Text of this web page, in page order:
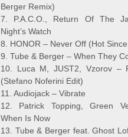
Berger Remix)
7. P.A.C.O., Return Of The
Night’s Watch
8. HONOR – Never Off (Hot
9. Tube & Berger – When They
10. Luca M, JUST2, Vzorov –
(Stefano Noferini Edit)
11. Audiojack – Vibrate
12. Patrick Topping, Green
When Is Now
13. Tube & Berger feat. Ghost